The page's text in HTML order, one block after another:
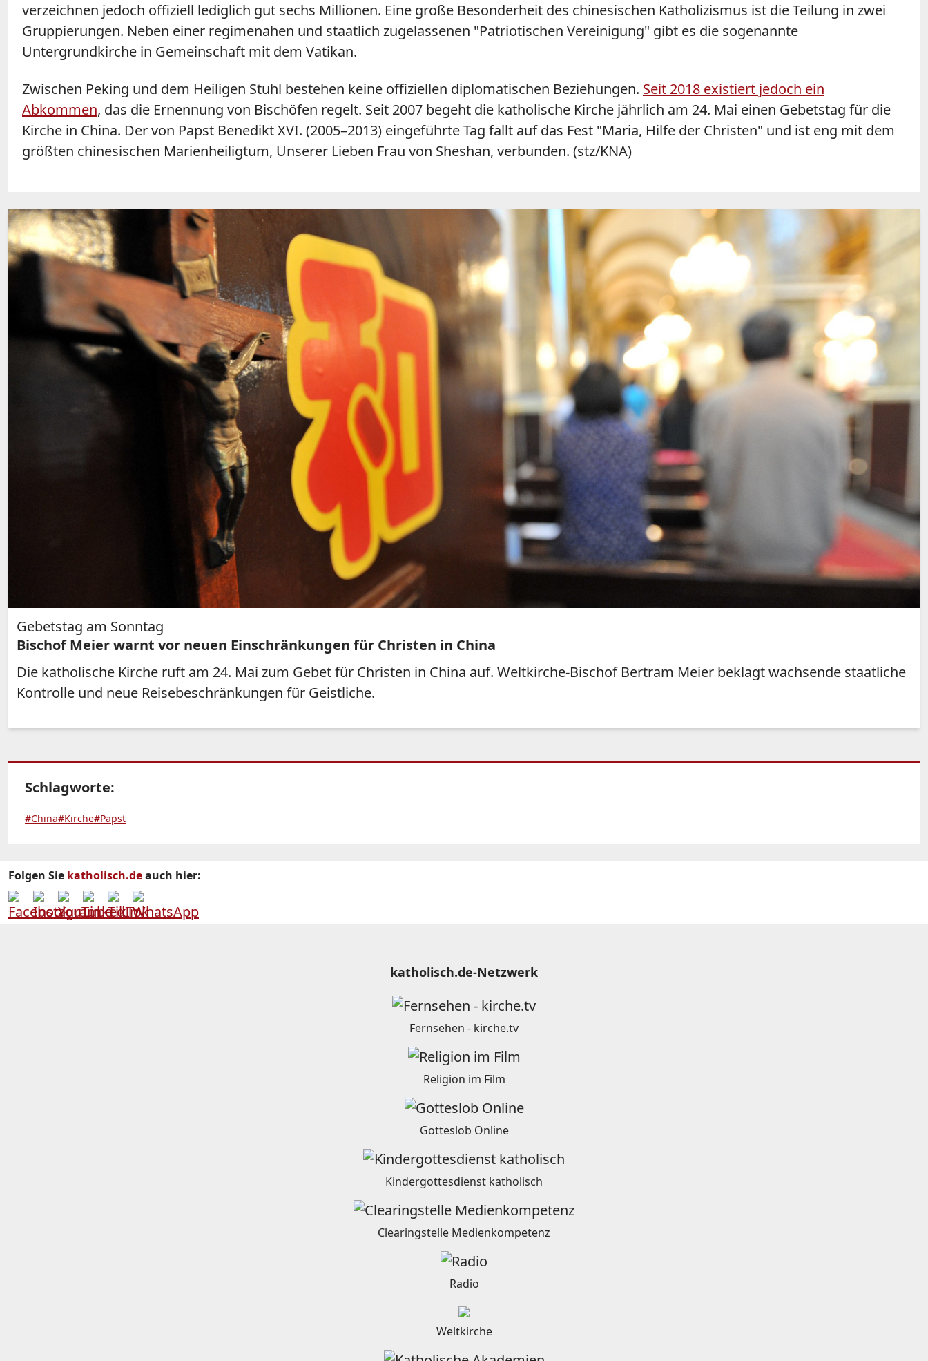
verzeichnen jedoch offiziell lediglich gut sechs Millionen. Eine große Besonderheit des chinesischen Katholizismus ist die Teilung in zwei
Gruppierungen. Neben einer regimenahen und staatlich zugelassenen "Patriotischen Vereinigung" gibt es die sogenannte
Untergrundkirche in Gemeinschaft mit dem Vatikan.
Zwischen Peking und dem Heiligen Stuhl bestehen keine offiziellen diplomatischen Beziehungen. Seit 2018 existiert jedoch ein
Abkommen, das die Ernennung von Bischöfen regelt. Seit 2007 begeht die katholische Kirche jährlich am 24. Mai einen Gebetstag für die
Kirche in China. Der von Papst Benedikt XVI. (2005–2013) eingeführte Tag fällt auf das Fest "Maria, Hilfe der Christen" und ist eng mit dem
größten chinesischen Marienheiligtum, Unserer Lieben Frau von Sheshan, verbunden. (stz/KNA)
Gebetstag am Sonntag
Bischof Meier warnt vor neuen Einschränkungen für Christen in China
Die katholische Kirche ruft am 24. Mai zum Gebet für Christen in China auf. Weltkirche-Bischof Bertram Meier beklagt wachsende staatliche
Kontrolle und neue Reisebeschränkungen für Geistliche.
Schlagworte:
#China#Kirche#Papst
Folgen Sie katholisch.deauch hier:
katholisch.de-Netzwerk
Fernsehen - kirche.tv
Religion im Film
Gotteslob Online
Kindergottesdienst katholisch
Clearingstelle Medienkompetenz
Radio
Weltkirche